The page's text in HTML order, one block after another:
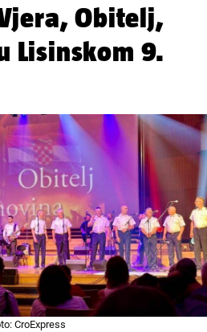
Obitelj,
Lisinskom 9.
CroExpress